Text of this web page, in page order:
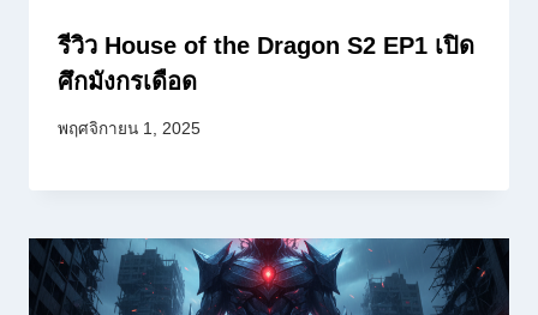
รีวิว House of the Dragon S2 EP1 เปิด
ศึกมังกรเดือด
พฤศจิกายน 1, 2025